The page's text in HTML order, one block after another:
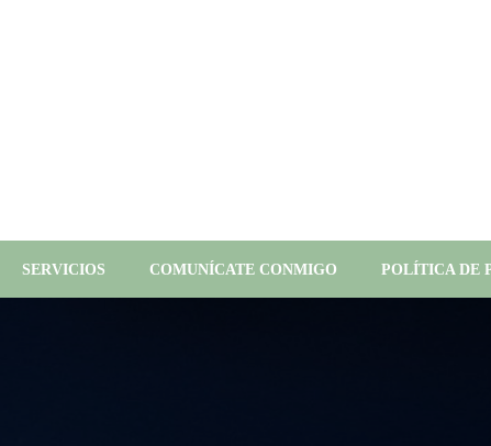
SERVICIOS COMUNÍCATE CONMIGO POLÍTICA DE